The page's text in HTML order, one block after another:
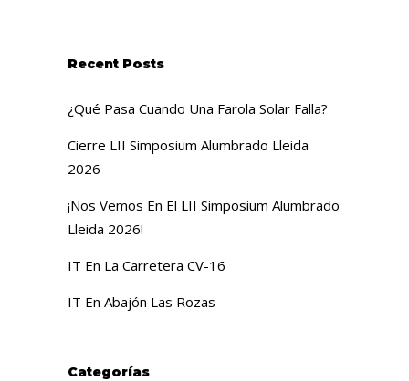
Recent Posts
¿Qué Pasa Cuando Una Farola Solar Falla?
Cierre LII Simposium Alumbrado Lleida
2026
¡Nos Vemos En El LII Simposium Alumbrado
Lleida 2026!
IT En La Carretera CV-16
IT En Abajón Las Rozas
Categorías